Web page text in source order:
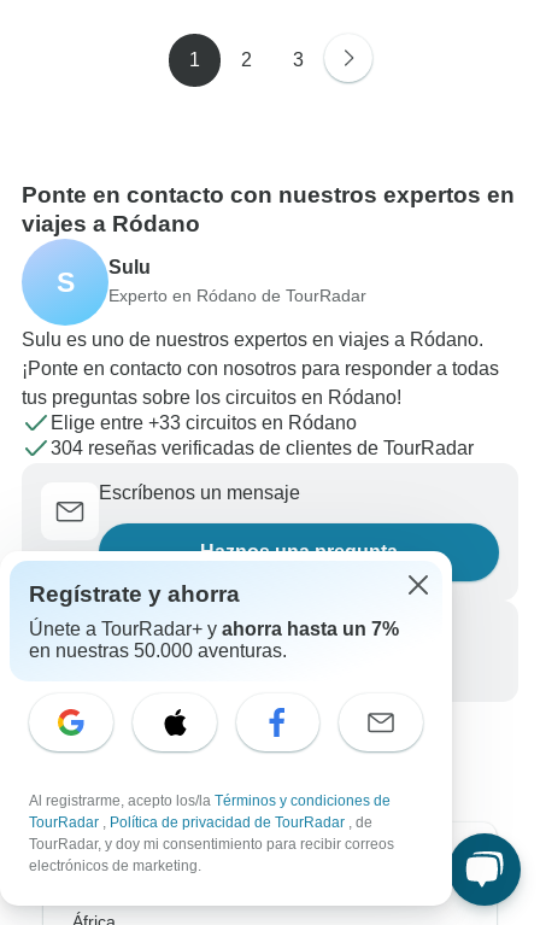
1 2 3
Ponte en contacto con nuestros expertos en
viajes a Ródano
S Sulu
Experto en Ródano de TourRadar
Sulu es uno de nuestros expertos en viajes a Ródano.
¡Ponte en contacto con nosotros para responder a todas
tus preguntas sobre los circuitos en Ródano!
Elige entre +33 circuitos en Ródano
304 reseñas verificadas de clientes de TourRadar
Escríbenos un mensaje
Haznos una pregunta
Llámanos
Destinos más populares
Regístrate y ahorra
Únete a TourRadar+ y ahorra hasta un 7%
en nuestras 50.000 aventuras.
Al registrarme, acepto los/la Términos y condiciones de
TourRadar , Política de privacidad de TourRadar , de
TourRadar, y doy mi consentimiento para recibir correos
electrónicos de marketing.